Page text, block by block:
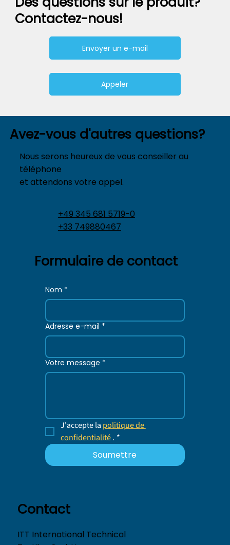
Contactez-nous!
Envoyer un e-mail
Appeler
Avez-vous d'autres questions?
Nous serons heureux de vous conseiller au
téléphone
et attendons votre appel.
+49 345 681 5719-0
+33 749880467
Contact
ITT International Technical
Formulaire de contact
Nom *
Adresse e-mail *
Votre message *
J'accepte la politique de
confidentialité . *
Soumettre